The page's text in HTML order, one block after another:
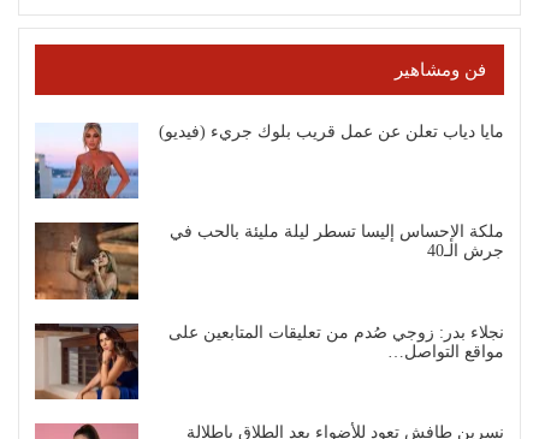
فن ومشاهير
مايا دياب تعلن عن عمل قريب بلوك جريء (فيديو)
ملكة الإحساس إليسا تسطر ليلة مليئة بالحب في
جرش الـ40
نجلاء بدر: زوجي صُدم من تعليقات المتابعين على
مواقع التواصل…
نسرين طافش تعود للأضواء بعد الطلاق بإطلالة